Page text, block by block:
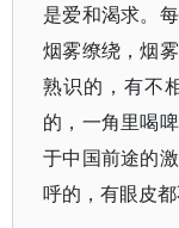
是爱和渴求。
烟雾缭绕，烟
熟识的，有不
的，一角里喝
于中国前途的
呼的，有眼皮都